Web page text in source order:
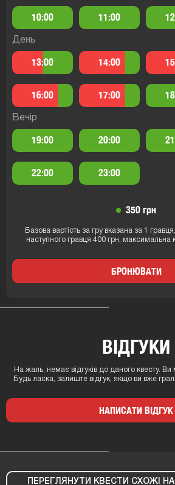
10:00 11:00
День
13:00 14:00
16:00 17:00
Вечір
19:00 20:00
22:00 23:00
350 грн
Базова вартість за гру вказана за 1
наступного гравця 400 грн, максимальна
БРОНЮВАТИ
ВІДГУКИ
На жаль, немає відгуків до даного квесту.
Будь ласка, залиште відгук, якщо ви вже
НАПИСАТИ ВІДГУК
ПЕРЕГЛЯНУТИ КВЕСТИ СХОЖІ